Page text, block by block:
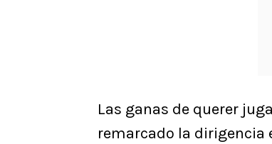
Las ganas de querer
remarcado la dirigencia